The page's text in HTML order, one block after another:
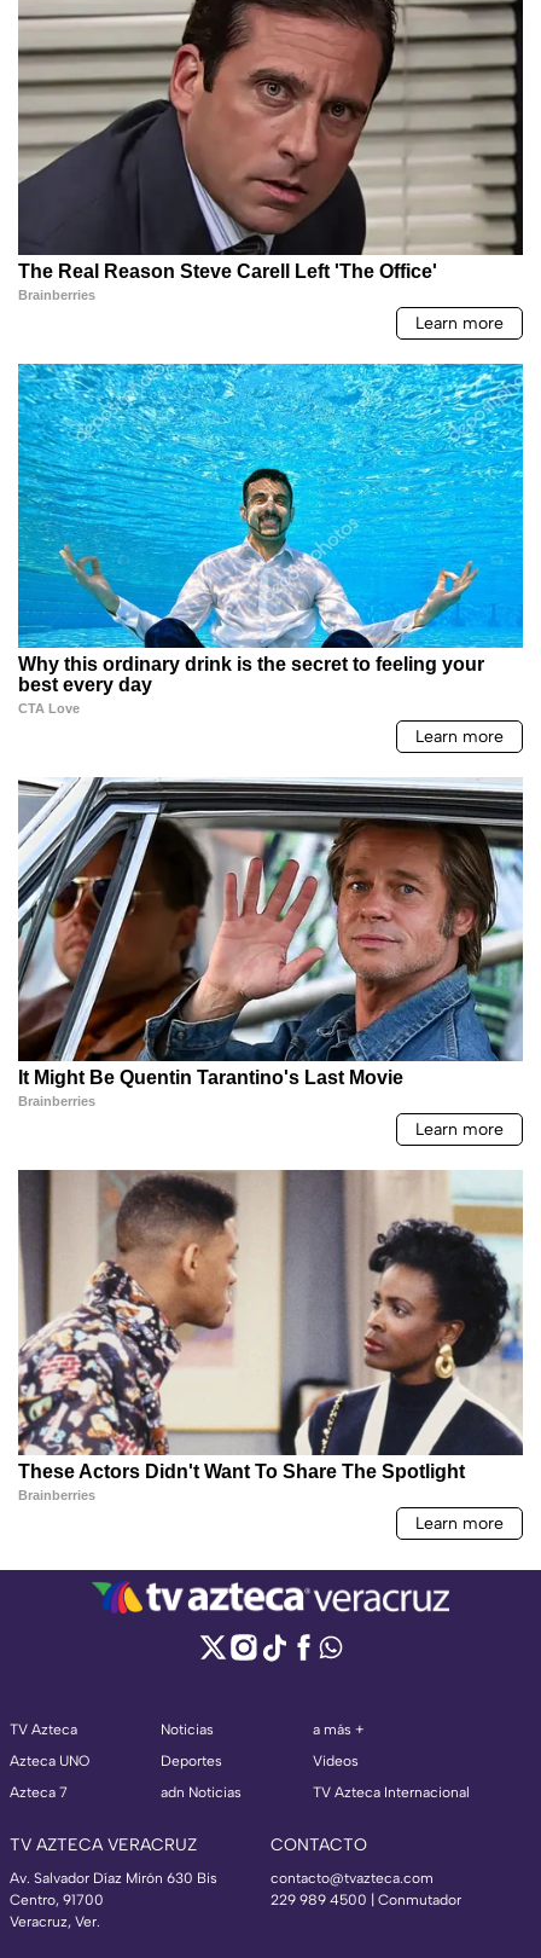
TV Azteca
Azteca UNO
Azteca 7
Noticias
Deportes
adn Noticias
a más +
Videos
TV Azteca Internacional
TV AZTECA VERACRUZ
Av. Salvador Díaz Mirón 630 Bis
Centro, 91700
Veracruz, Ver.
CONTACTO
contacto@tvazteca.com
229 989 4500 | Conmutador